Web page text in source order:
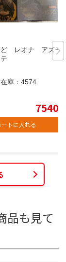
ど レオナ アズー
庫： 4574
7540
ートに入れる
品も見て